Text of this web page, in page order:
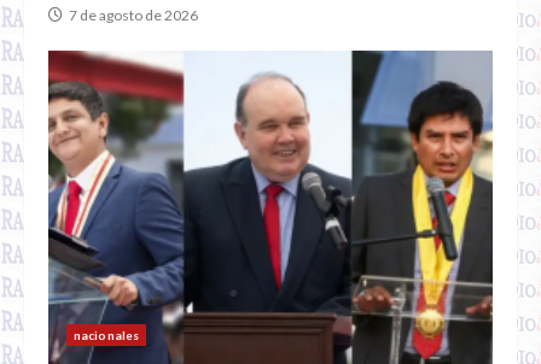
7 de agosto de 2026
nacionales